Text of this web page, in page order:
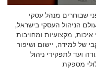
לדעת לפני שבוחרים מנהל עסקי
הניהול העסקי בישראל,
מקצועיות ומחויבות
של למידה, יישום ושיפור
ועד לתפקידי ניהול